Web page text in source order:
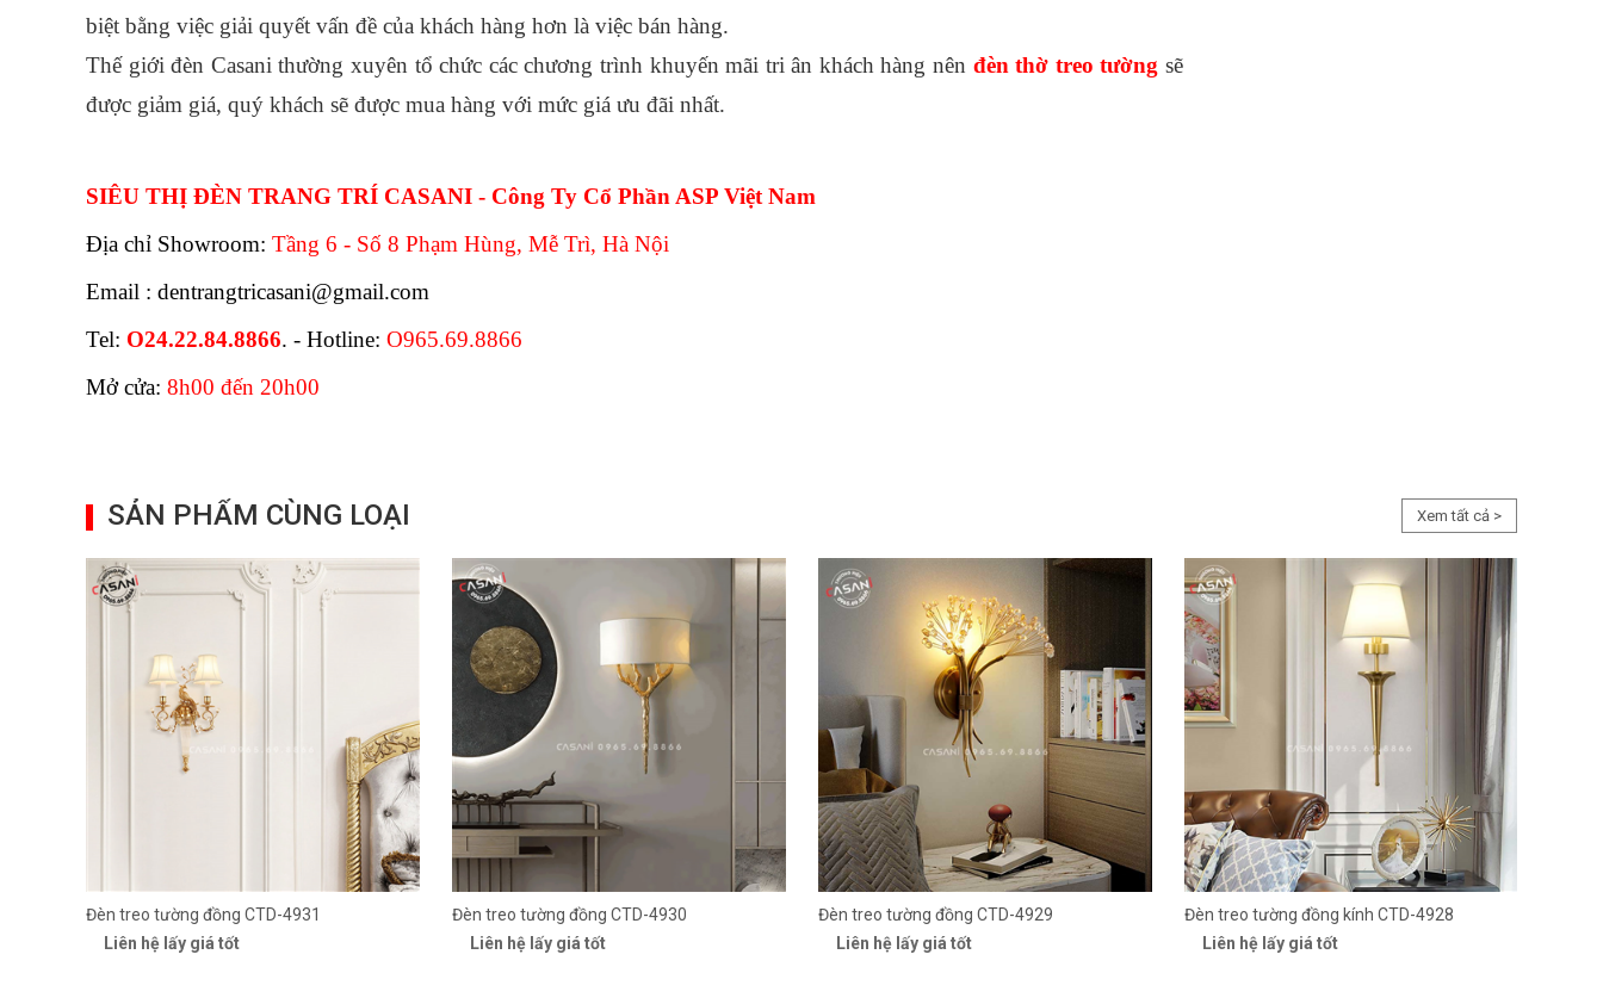
biệt bằng việc giải quyết vấn đề của khách hàng hơn là việc bán hàng.
Thế giới đèn Casani thường xuyên tổ chức các chương trình khuyến mãi tri ân khách hàng nên đèn thờ treo tường sẽ
được giảm giá, quý khách sẽ được mua hàng với mức giá ưu đãi nhất.
SIÊU THỊ ĐÈN TRANG TRÍ CASANI - Công Ty Cổ Phần ASP Việt Nam
Địa chỉ Showroom: Tầng 6 - Số 8 Phạm Hùng, Mễ Trì, Hà Nội
Email : dentrangtricasani@gmail.com
Tel: O24.22.84.8866. - Hotline: O965.69.8866
Mở cửa: 8h00 đến 20h00
Xem tất cả >
SẢN PHẨM CÙNG LOẠI
Đèn treo tường đồng CTD-4931
Liên hệ lấy giá tốt
Đèn treo tường đồng CTD-4930
Liên hệ lấy giá tốt
Đèn treo tường đồng CTD-4929
Liên hệ lấy giá tốt
Đèn treo tường đồng kính CTD-4928
Liên hệ lấy giá tốt